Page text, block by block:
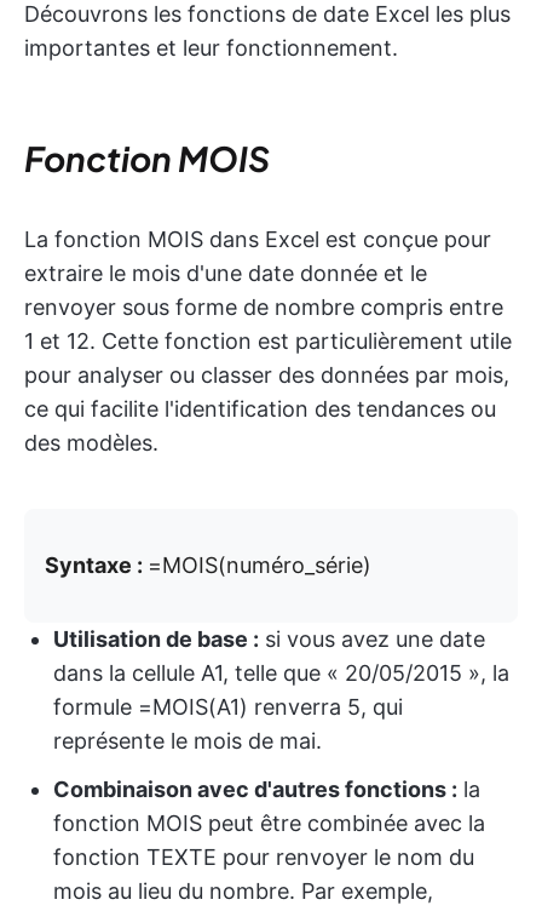
Découvrons les fonctions de date Excel les plus
importantes et leur fonctionnement.
Fonction MOIS
La fonction MOIS dans Excel est conçue pour
extraire le mois d'une date donnée et le
renvoyer sous forme de nombre compris entre
1 et 12. Cette fonction est particulièrement utile
pour analyser ou classer des données par mois,
ce qui facilite l'identification des tendances ou
des modèles.
Syntaxe : =MOIS(numéro_série)
Utilisation de base : si vous avez une date
dans la cellule A1, telle que « 20/05/2015 », la
formule =MOIS(A1) renverra 5, qui
représente le mois de mai.
Combinaison avec d'autres fonctions : la
fonction MOIS peut être combinée avec la
fonction TEXTE pour renvoyer le nom du
mois au lieu du nombre. Par exemple,